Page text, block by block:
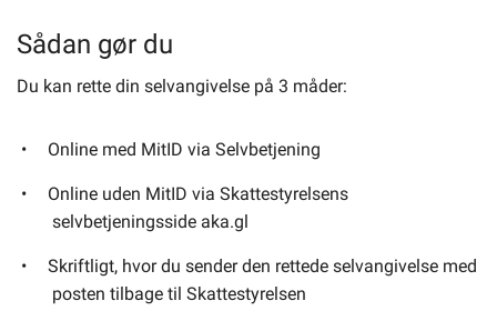
Sådan gør du
Du kan rette din selvangivelse på 3 måder:
Online med MitID via Selvbetjening
Online uden MitID via Skattestyrelsens
selvbetjeningsside aka.gl
Skriftligt, hvor du sender den rettede selvangivelse med
posten tilbage til Skattestyrelsen